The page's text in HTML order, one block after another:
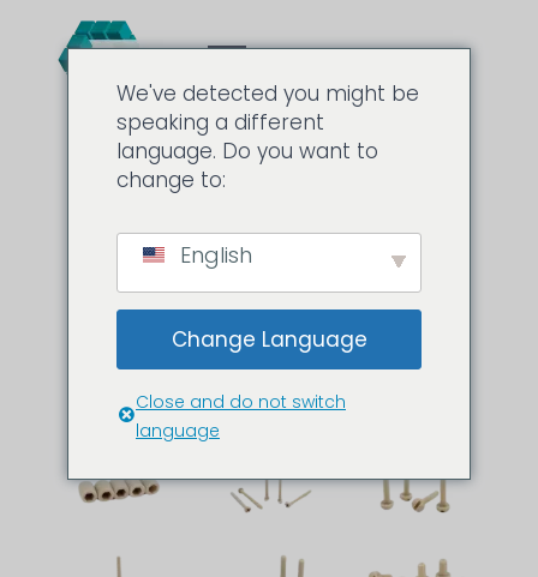
We've detected you might be
speaking a different
language. Do you want to
change to:
English
Change Language
Close and do not switch
language